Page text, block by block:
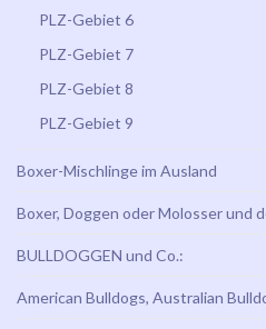
PLZ-Gebiet 6
PLZ-Gebiet 7
PLZ-Gebiet 8
PLZ-Gebiet 9
Boxer-Mischlinge im Ausland
Boxer, Doggen oder Molosser und
BULLDOGGEN und Co.:
American Bulldogs, Australian